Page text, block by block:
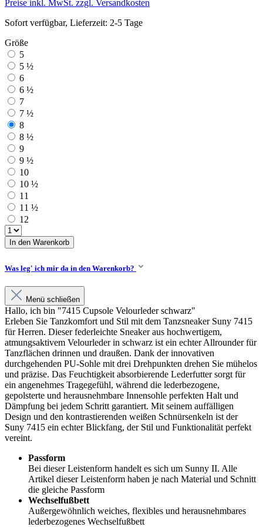
Preise inkl. MwSt. zzgl. Versandkosten
Sofort verfügbar, Lieferzeit: 2-5 Tage
Größe
5
5 ½
6
6 ½
7
7 ½
8
8 ½
9
9 ½
10
10 ½
11
11 ½
12
In den Warenkorb
Was leg' ich mir da in den Warenkorb?
Menü schließen
Hallo, ich bin "7415 Cupsole Velourleder schwarz"
Erleben Sie Tanzkomfort und Stil mit dem Tanzsneaker Suny 7415
für Herren. Dieser federleichte Sneaker aus hochwertigem,
atmungsaktivem Velourleder in schwarz ist ein echter Allrounder für
Tanzflächen drinnen und draußen. Dank der innovativen
durchgehenden PU-Sohle mit drei Drehpunkten drehen Sie mühelos
und präzise. Das Feuchtigkeit absorbierende Lederfutter sorgt für
ein angenehmes Tragegefühl, während die lederbezogene,
gepolsterte und herausnehmbare Innensohle perfekten Halt und
Dämpfung bei jedem Schritt garantiert. Mit seinem auffälligen
Design und den kontrastierenden weißen Schnürsenkeln ist der
Suny 7415 ein echter Blickfang, der Stil und Funktionalität perfekt
vereint.
Passform
Bei dieser Leistenform handelt es sich um Sunny II. Alle
Artikel dieser Leistenform haben je nach Material und Schnitt
die gleiche Passform
Wechselfußbett
Außergewöhnlich weiches, flexibles und herausnehmbares
lederbezogenes Wechselfußbett